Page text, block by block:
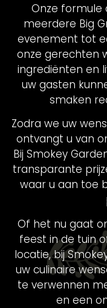
Onze formule
meerdere Big
evenement tot
onze gerechten
ingrediënten en
uw gasten
smaken
Zodra we uw
ontvangt u van
Bij Smokey
transparante
waar u aan toe
Of het nu gaat
feest in de tuin
locatie, bij
uw culinaire
te verwennen
en een